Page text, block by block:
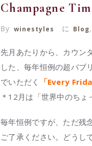
Champagne
By winestyles に Blog,
先月あたりから、カウン
した、毎年恒例の超バブ
でいただく
「Every
＊12月は「世界中のちょ
毎年恒例ですが、ただ残
ご了承ください。どうし